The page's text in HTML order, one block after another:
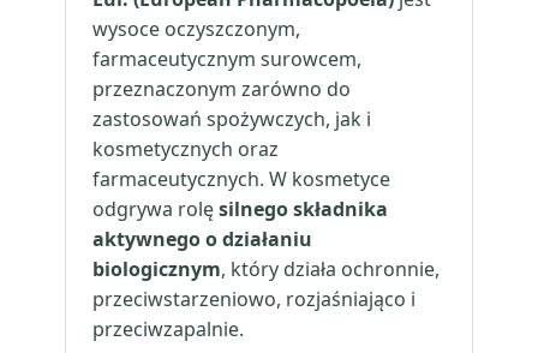
wysoce oczyszczonym,
farmaceutycznym surowcem,
przeznaczonym zarówno do
zastosowań spożywczych, jak i
kosmetycznych oraz
farmaceutycznych. W kosmetyce
odgrywa rolęsilnego składnika
aktywnego o działaniu
biologicznym, który działa ochronnie,
przeciwstarzeniowo, rozjaśniająco i
przeciwzapalnie.